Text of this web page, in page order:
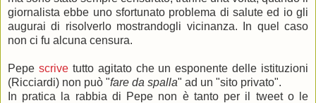
giornalista ebbe uno sfortunato problema di salute ed io gli
augurai di risolverlo mostrandogli vicinanza. In quel caso
non ci fu alcuna censura.
Pepe scrivetutto agitato che un esponente delle istituzioni
(Ricciardi) non può "fare da spalla" ad un "sito privato".
In pratica la rabbia di Pepe non è tanto per il tweet o le